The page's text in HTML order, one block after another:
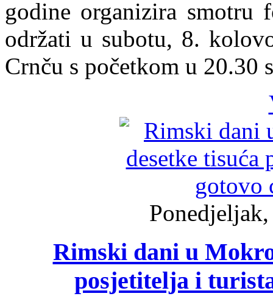
godine organizira smotru
održati u subotu, 8.
Crnču s početkom u 20.30
Rimski dani u
posjetitelja i